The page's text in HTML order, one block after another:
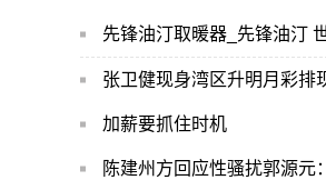
先锋油汀取暖器_先锋油汀
张卫健现身湾区升明月彩排
加薪要抓住时机
陈建州方回应性骚扰郭源元